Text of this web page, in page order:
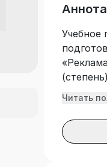
Учебное
Читать